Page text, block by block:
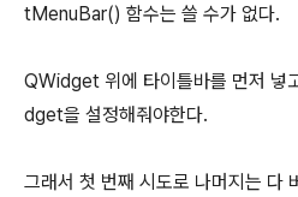
tMenuBar() 함수는 쓸 수가 없다.
QWidget 위에 타이틀바를 먼저 넣
dget을 설정해줘야한다.
그래서 첫 번째 시도로 나머지는 다